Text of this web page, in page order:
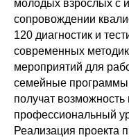
молодых взрослых с
сопровождении
120 диагностик и
современных
мероприятий для
семейные
получат возможность
профессиональный
Реализация проекта